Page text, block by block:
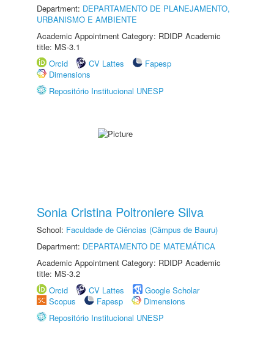
Department: DEPARTAMENTO DE PLANEJAMENTO,
URBANISMO E AMBIENTE
Academic Appointment Category: RDIDP Academic
title: MS-3.1
Orcid
CV Lattes
Fapesp
Dimensions
Repositório Institucional UNESP
Sonia Cristina Poltroniere Silva
School: Faculdade de Ciências (Câmpus de Bauru)
Department: DEPARTAMENTO DE MATEMÁTICA
Academic Appointment Category: RDIDP Academic
title: MS-3.2
Orcid
CV Lattes
Google Scholar
Scopus
Fapesp
Dimensions
Repositório Institucional UNESP